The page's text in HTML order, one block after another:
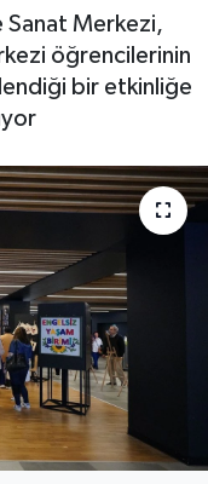
Sanat Merkezi,
öğrencilerinin
bir etkinliğe